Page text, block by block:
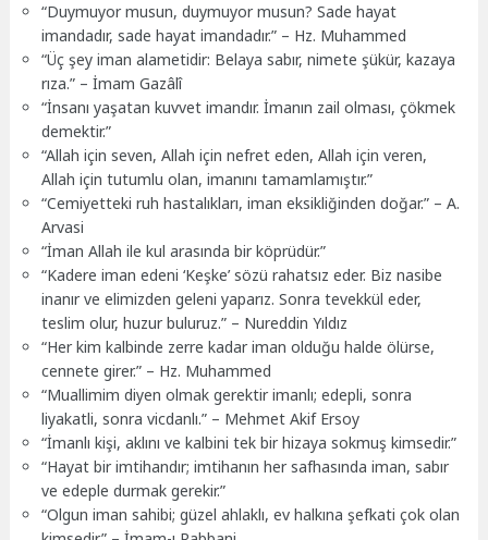
“Duymuyor musun, duymuyor musun? Sade hayat
imandadır, sade hayat imandadır.” – Hz. Muhammed
“Üç şey iman alametidir: Belaya sabır, nimete şükür, kazaya
rıza.” – İmam Gazâlî
“İnsanı yaşatan kuvvet imandır. İmanın zail olması, çökmek
demektir.”
“Allah için seven, Allah için nefret eden, Allah için veren,
Allah için tutumlu olan, imanını tamamlamıştır.”
“Cemiyetteki ruh hastalıkları, iman eksikliğinden doğar.” – A.
Arvasi
“İman Allah ile kul arasında bir köprüdür.”
“Kadere iman edeni ‘Keşke’ sözü rahatsız eder. Biz nasibe
inanır ve elimizden geleni yaparız. Sonra tevekkül eder,
teslim olur, huzur buluruz.” – Nureddin Yıldız
“Her kim kalbinde zerre kadar iman olduğu halde ölürse,
cennete girer.” – Hz. Muhammed
“Muallimim diyen olmak gerektir imanlı; edepli, sonra
liyakatli, sonra vicdanlı.” – Mehmet Akif Ersoy
“İmanlı kişi, aklını ve kalbini tek bir hizaya sokmuş kimsedir.”
“Hayat bir imtihandır; imtihanın her safhasında iman, sabır
ve edeple durmak gerekir.”
“Olgun iman sahibi; güzel ahlaklı, ev halkına şefkati çok olan